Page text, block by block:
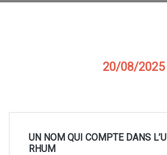
20/08/2025
UN NOM QUI COMPTE DANS
RHUM